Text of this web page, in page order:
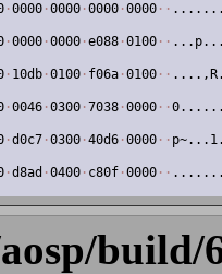
·0000 ·0000 ·0000 ·0000 · ·
·0000 ·0000 ·e088 ·0100 · ·
· 10db ·0100 · f06a ·0100 · ·
·0046 ·0300 ·7038 ·0000 · ·
·d0c7 ·0300 ·40d6 ·0000 · ·
·d8ad ·0400 · c80f ·0000 · ·
build/